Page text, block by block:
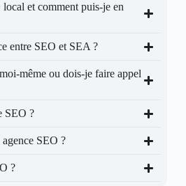
et comment puis-je en
entre SEO et SEA ?
même ou dois-je faire appel
SEO ?
SEO ?
?